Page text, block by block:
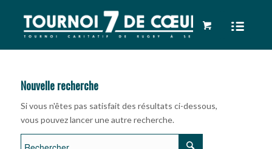
Nouvelle recherche
Si vous n'êtes pas satisfait des résultats ci-dessous,
vous pouvez lancer une autre recherche.